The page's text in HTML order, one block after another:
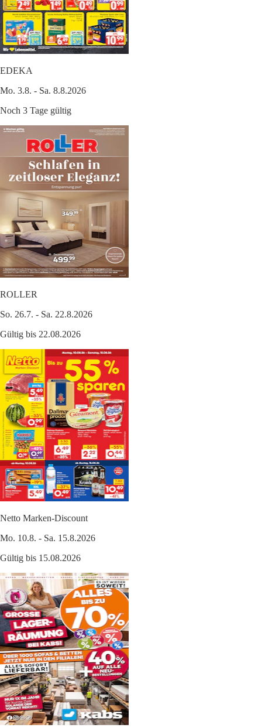
EDEKA
Mo. 3.8. - Sa. 8.8.2026
Noch 3 Tage gültig
ROLLER
So. 26.7. - Sa. 22.8.2026
Gültig bis 22.08.2026
Netto Marken-Discount
Mo. 10.8. - Sa. 15.8.2026
Gültig bis 15.08.2026